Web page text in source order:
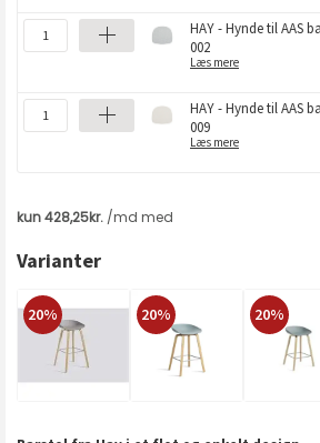
HAY - Hynde til AAS
002
Læs mere
HAY - Hynde til AAS
009
Læs mere
Varianter
20% 20% 20%